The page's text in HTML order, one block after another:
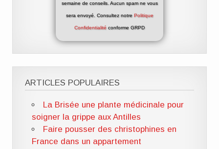
semaine de conseils. Aucun spam ne vous
sera envoyé. Consultez notre Politique
Confidentialité conforme GRPD
ARTICLES POPULAIRES
La Brisée une plante médicinale pour
soigner la grippe aux Antilles
Faire pousser des christophines en
France dans un appartement